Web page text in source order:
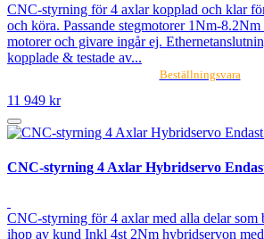
CNC-styrning för 4 axlar kopplad och klar
och köra. Passande stegmotorer 1Nm-
motorer och givare ingår ej.
kopplade & testade av...
Beställningsvara
11 949 kr
CNC-styrning 4 Axlar Hybridservo
CNC-styrning för 4 axlar med alla delar som
ihop av kund Inkl 4st 2Nm hybridservon